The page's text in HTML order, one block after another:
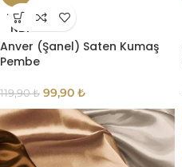
TÜKE
NDI
Anver (Şanel) Saten Kumaş
Pembe
119,90₺ 99,90 ₺